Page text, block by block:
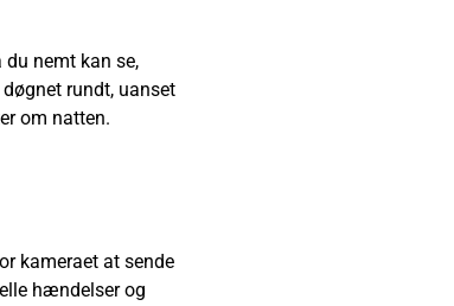
nemt kan se,
rundt, uanset
om natten.
kameraet at sende
hændelser og